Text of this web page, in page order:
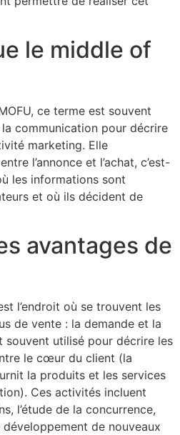
le middle of
ce terme est souvent
communication pour décrire
marketing. Elle
l’annonce et l’achat, c’est-
les informations sont
et où ils décident de
avantages de
l’endroit où se trouvent les
de vente : la demande et la
souvent utilisé pour décrire les
le cœur du client (la
la produits et les services
Ces activités incluent
l’étude de la concurrence,
développement de nouveaux